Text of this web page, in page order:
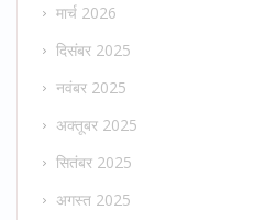
मार्च 2026
दिसंबर 2025
नवंबर 2025
अक्तूबर 2025
सितंबर 2025
अगस्त 2025